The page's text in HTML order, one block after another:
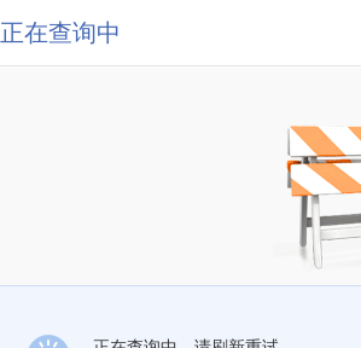
正在查询中